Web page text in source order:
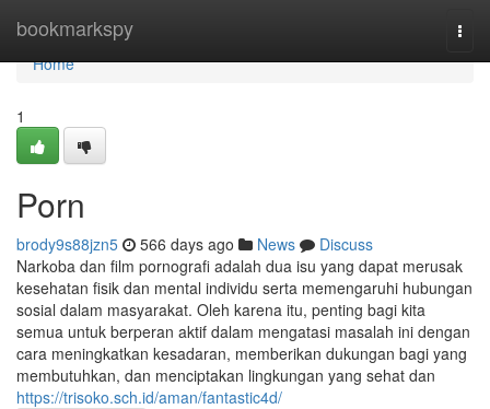
bookmarkspy
Home
Home
1
Porn
brody9s88jzn5 566 days ago News
Discuss
Narkoba dan film pornografi adalah dua isu yang dapat merusak
kesehatan fisik dan mental individu serta memengaruhi hubungan
sosial dalam masyarakat. Oleh karena itu, penting bagi kita
semua untuk berperan aktif dalam mengatasi masalah ini dengan
cara meningkatkan kesadaran, memberikan dukungan bagi yang
membutuhkan, dan menciptakan lingkungan yang sehat dan
https://trisoko.sch.id/aman/fantastic4d/